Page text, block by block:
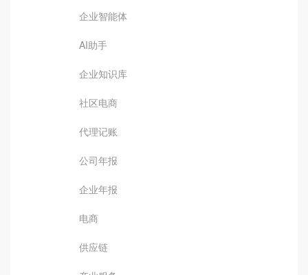
企业智能体
AI助手
企业知识库
社区电商
代理记账
公司年报
企业年报
电商
供应链